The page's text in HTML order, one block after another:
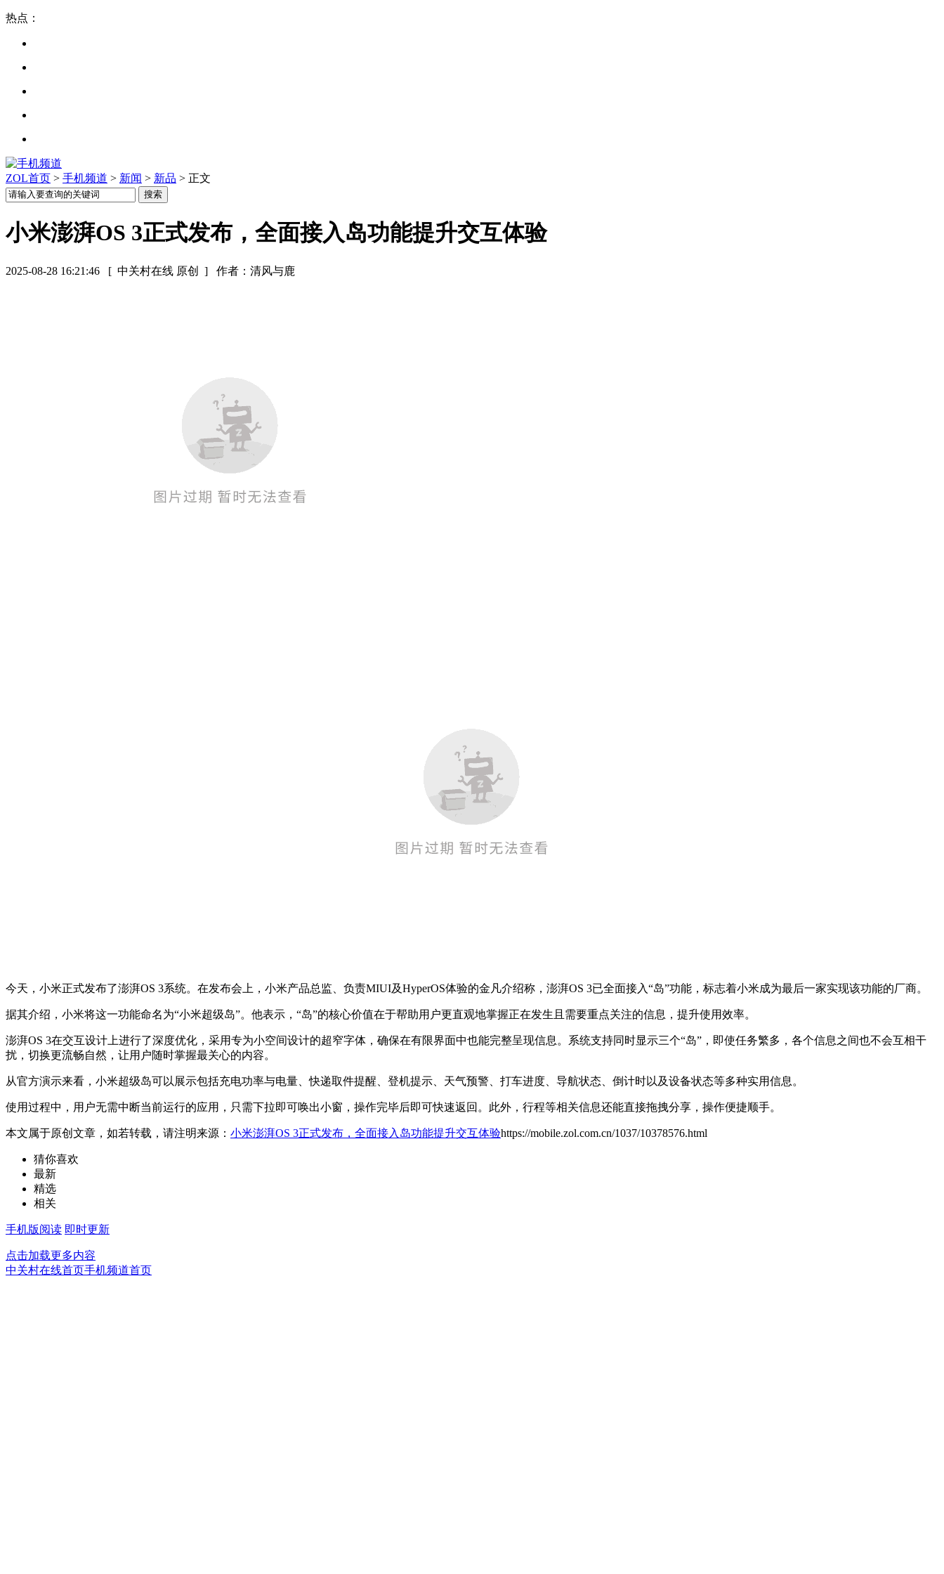
热点：
ZOL首页 > 手机频道 > 新闻 > 新品 > 正文
小米澎湃OS 3正式发布，全面接入岛功能提升交互体验
2025-08-28 16:21:46 [ 中关村在线 原创 ] 作者：清风与鹿
今天，小米正式发布了澎湃OS 3系统。在发布会上，小米产品总监、负责MIUI及HyperOS体验的金凡介绍称，澎湃OS 3已全面接入“岛”功能，标志着小米成为最后一家实现该功能的厂商。
据其介绍，小米将这一功能命名为“小米超级岛”。他表示，“岛”的核心价值在于帮助用户更直观地掌握正在发生且需要重点关注的信息，提升使用效率。
澎湃OS 3在交互设计上进行了深度优化，采用专为小空间设计的超窄字体，确保在有限界面中也能完整呈现信息。系统支持同时显示三个“岛”，即使任务繁多，各个信息之间也不会互相干
扰，切换更流畅自然，让用户随时掌握最关心的内容。
从官方演示来看，小米超级岛可以展示包括充电功率与电量、快递取件提醒、登机提示、天气预警、打车进度、导航状态、倒计时以及设备状态等多种实用信息。
使用过程中，用户无需中断当前运行的应用，只需下拉即可唤出小窗，操作完毕后即可快速返回。此外，行程等相关信息还能直接拖拽分享，操作便捷顺手。
本文属于原创文章，如若转载，请注明来源： 小米澎湃OS 3正式发布，全面接入岛功能提升交互体验https://mobile.zol.com.cn/1037/10378576.html
猜你喜欢
最新
精选
相关
手机版阅读 即时更新
点击加载更多内容
中关村在线首页手机频道首页